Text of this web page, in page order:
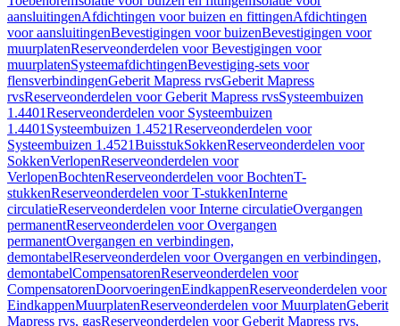
aansluitingenAfdichtingen voor buizen en fittingenAfdichtingen
voor aansluitingenBevestigingen voor buizenBevestigingen voor
muurplatenReserveonderdelen voor Bevestigingen voor
muurplatenSysteemafdichtingenBevestiging-sets voor
flensverbindingenGeberit Mapress rvsGeberit Mapress
rvsReserveonderdelen voor Geberit Mapress rvsSysteembuizen
1.4401Reserveonderdelen voor Systeembuizen
1.4401 Systeembuizen 1.4521Reserveonderdelen voor
Systeembuizen 1.4521BuisstukSokkenReserveonderdelen voor
SokkenVerlopenReserveonderdelen voor
VerlopenBochtenReserveonderdelen voor BochtenT-
stukkenReserveonderdelen voor T-stukkenInterne
circulatieReserveonderdelen voor Interne circulatieOvergangen
permanentReserveonderdelen voor Overgangen
permanentOvergangen en verbindingen,
demontabelReserveonderdelen voor Overgangen en verbindingen,
demontabelCompensatorenReserveonderdelen voor
CompensatorenDoorvoeringenEindkappenReserveonderdelen voor
EindkappenMuurplatenReserveonderdelen voor MuurplatenGeberit
Mapress rvs, gasReserveonderdelen voor Geberit Mapress rvs,